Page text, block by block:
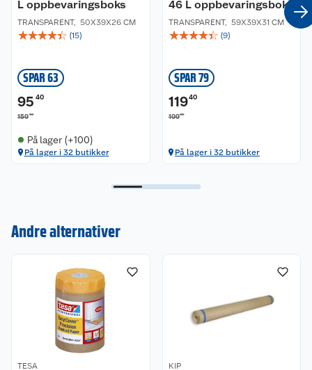
L oppbevaringsboks
TRANSPARENT, 50X39X26 CM
☆☆☆☆☆ (15)
SPAR 63
95 40
15900
På lager (+100)
På lager i 32 butikker
46 L oppbevaringsboks
TRANSPARENT, 59X39X31 CM
☆☆☆☆☆ (9)
SPAR 79
11940
19900
På lager i 32 butikker
Andre alternativer
TESA KIP
Våre butikker
Våre merkevarer
Coop kjeder
Reklamasjon og garanti
Ofte stilte spørsmål
Betalingsalternativer